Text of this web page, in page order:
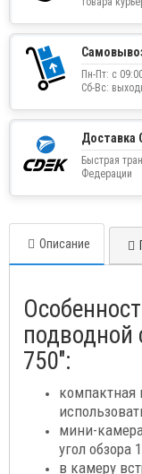
Пн-Пт: с
Сб-Вс:
Доставка
Быстрая
Федерации
Описание
подводной
750":
компактная
мини-
угол обзора
в камеру